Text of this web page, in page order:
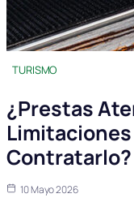
TURISMO
¿Prestas
Limitaciones
Contratarlo?
10 Mayo 2026